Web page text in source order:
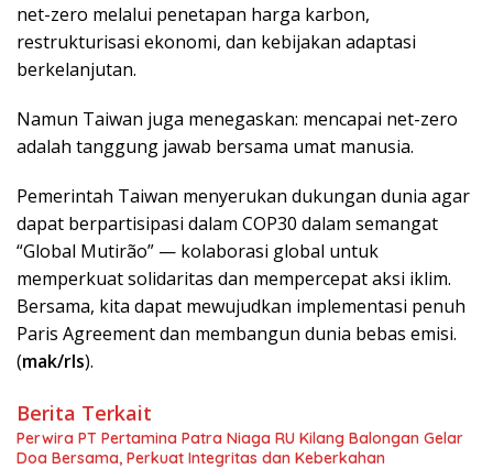
net-zero melalui penetapan harga karbon,
restrukturisasi ekonomi, dan kebijakan adaptasi
berkelanjutan.
Namun Taiwan juga menegaskan: mencapai net-zero
adalah tanggung jawab bersama umat manusia.
Pemerintah Taiwan menyerukan dukungan dunia agar
dapat berpartisipasi dalam COP30 dalam semangat
“Global Mutirão” — kolaborasi global untuk
memperkuat solidaritas dan mempercepat aksi iklim.
Bersama, kita dapat mewujudkan implementasi penuh
Paris Agreement dan membangun dunia bebas emisi.
(mak/rls).
Berita Terkait
Perwira PT Pertamina Patra Niaga RU Kilang Balongan Gelar
Doa Bersama, Perkuat Integritas dan Keberkahan